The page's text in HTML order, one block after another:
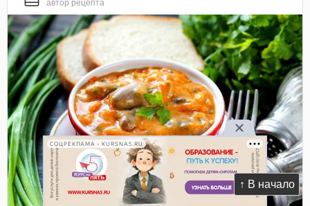
↑ В начало
автор рецепта
СОЦРЕКЛАМА • KURSNA5.RU